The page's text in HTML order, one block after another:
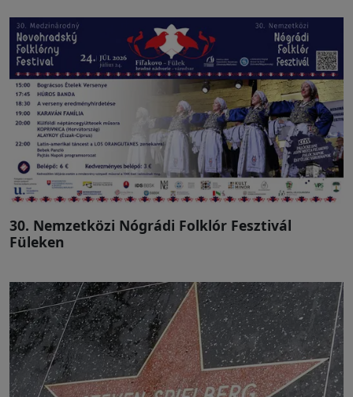
30. Nemzetközi Nógrádi Folklór Fesztivál
Füleken